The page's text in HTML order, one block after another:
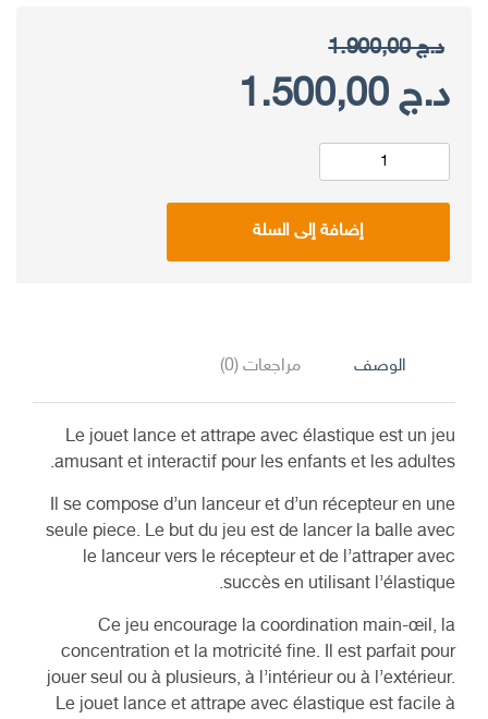
د.ج1.900,00
السعر
الأصلي
هو:
د.ج 1.900,00.
د.ج1.500,00
السعر
هو:
د.ج 1.500,00.
إضافة إلى السلة
الوصف مراجعات (0)
Le jouet lance et attrape avec élastique est un jeu
amusant et interactif pour les enfants et les adultes.
Il se compose d’un lanceur et d’un récepteur en une
seule piece. Le but du jeu est de lancer la balle avec
le lanceur vers le récepteur et de l’attraper avec
succès en utilisant l’élastique.
Ce jeu encourage la coordination main-œil, la
concentration et la motricité fine. Il est parfait pour
jouer seul ou à plusieurs, à l’intérieur ou à l’extérieur.
Le jouet lance et attrape avec élastique est facile à